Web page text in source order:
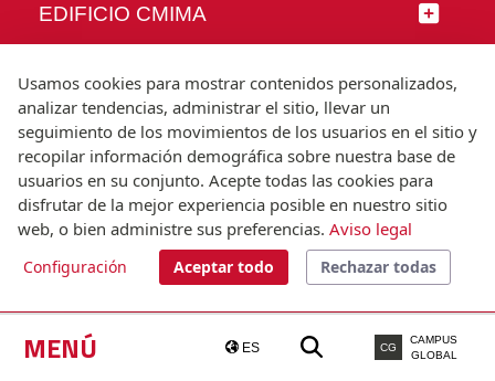
MENÚ ES CG
CAMPUS
GLOBAL
EDIFICIO CMIMA
SÍGUENOS
© Universitat Pompeu Fabra
Barcelona
T.(+34) 93 542 20 00
Usamos cookies para mostrar contenidos personalizados,
analizar tendencias, administrar el sitio, llevar un
seguimiento de los movimientos de los usuarios en el sitio y
recopilar información demográfica sobre nuestra base de
usuarios en su conjunto. Acepte todas las cookies para
disfrutar de la mejor experiencia posible en nuestro sitio
web, o bien administre sus preferencias. Aviso legal
Configuración Aceptar todo Rechazar todas